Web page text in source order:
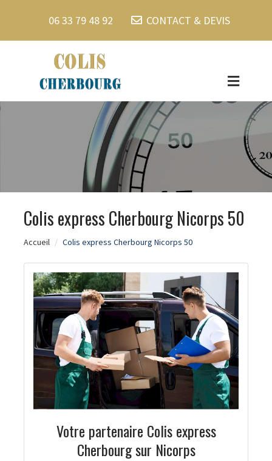
06 33 79 48 92 CONTACT & DEVIS
Colis express Cherbourg Nicorps 50
Accueil Colis express Cherbourg Nicorps 50
Votre partenaire Colis express
Cherbourg sur Nicorps